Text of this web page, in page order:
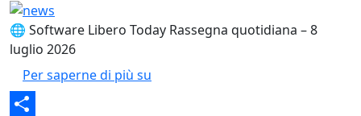
🌐 Software Libero Today Rassegna quotidiana – 8
luglio 2026
Per saperne di più su